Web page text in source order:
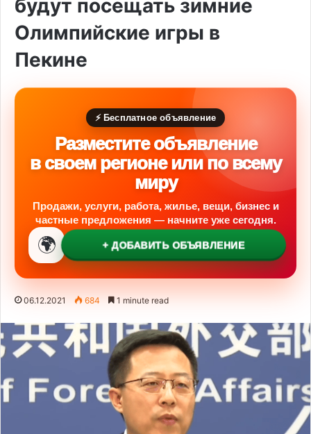
будут посещать зимние
Олимпийские игры в
Пекине
⚡ Бесплатное объявление
Разместите объявление
в своем регионе или по всему
миру
Продажи, услуги, работа, жилье, вещи, бизнес и
частные предложения — начните уже сегодня.
🌍 + ДОБАВИТЬ ОБЪЯВЛЕНИЕ
06.12.2021 684 1 minute read